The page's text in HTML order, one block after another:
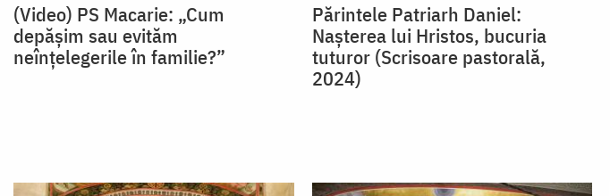
(Video) PS Macarie: „Cum
depășim sau evităm
neînțelegerile în familie?”
Părintele Patriarh Daniel:
Nașterea lui Hristos, bucuria
tuturor (Scrisoare pastorală,
2024)